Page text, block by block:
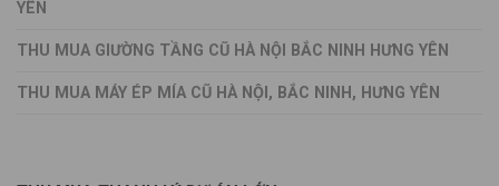
YÊN
THU MUA GIƯỜNG TẦNG CŨ HÀ NỘI BẮC NINH HƯNG YÊN
THU MUA MÁY ÉP MÍA CŨ HÀ NỘI, BẮC NINH, HƯNG YÊN